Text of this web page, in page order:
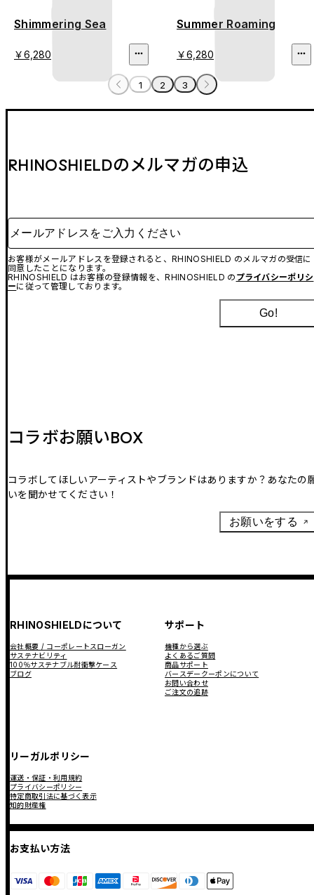
Shimmering Sea
￥6,280
Summer Roaming
￥6,280
1 2 3
RHINOSHIELDのメルマガの申込
メールアドレスをご入力ください
お客様がメールアドレスを登録されると、RHINOSHIELD のメルマガの受信に
同意したことになります。
RHINOSHIELD はお客様の登録情報を、RHINOSHIELD の プライバシーポリシ
ーに従って管理しております。
Go!
コラボお願いBOX
コラボしてほしいアーティストやブランドはありますか？あなたの
いを聞かせてください！
お願いをする
RHINOSHIELDについて
会社概要 / コーポレートスローガン
サステナビリティ
100％サステナブル耐衝撃ケース
ブログ
サポート
機種から選ぶ
よくあるご質問
商品サポート
バースデークーポンについて
お問い合わせ
ご注文の追跡
リーガルポリシー
運送・保証・利用規約
プライバシーポリシー
特定商取引法に基づく表示
知的財産権
お支払い方法